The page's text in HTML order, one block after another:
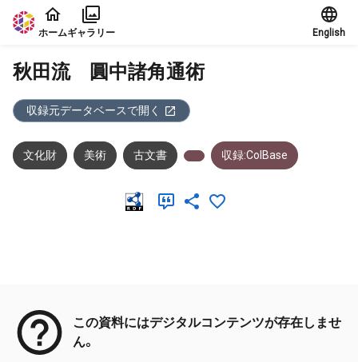
本文に飛ぶ
ホームギャラリー English
秋田流 圓中諸角通術
収録元データベースで開く
文化財 美術 古文書 収録:ColBase
この資料にはデジタルコンテンツが存在しませ
ん。